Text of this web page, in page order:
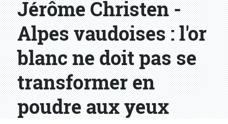
Jérôme Christen -
Alpes vaudoises : l'or
blanc ne doit pas se
transformer en
poudre aux yeux